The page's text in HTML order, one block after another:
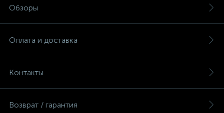
Обзоры
Оплата и доставка
Контакты
Возврат / гарантия